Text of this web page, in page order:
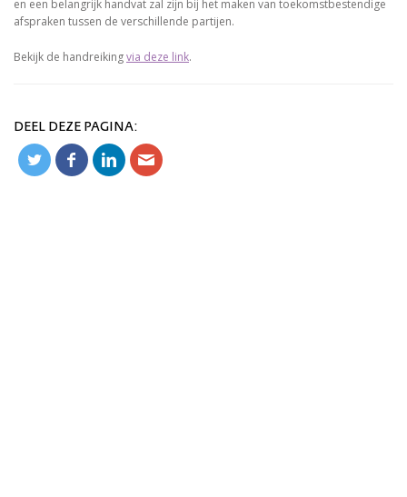
en een belangrijk handvat zal zijn bij het maken van toekomstbestendige
afspraken tussen de verschillende partijen.
Bekijk de handreikingvia deze link.
DEEL DEZE PAGINA: